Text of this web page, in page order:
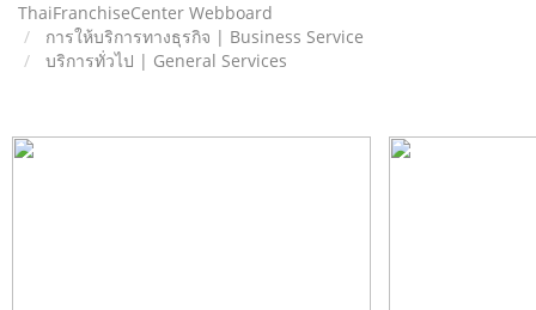
ThaiFranchiseCenter Webboard
การให้บริการทางธุรกิจ | Business Service
บริการทั่วไป | General Services